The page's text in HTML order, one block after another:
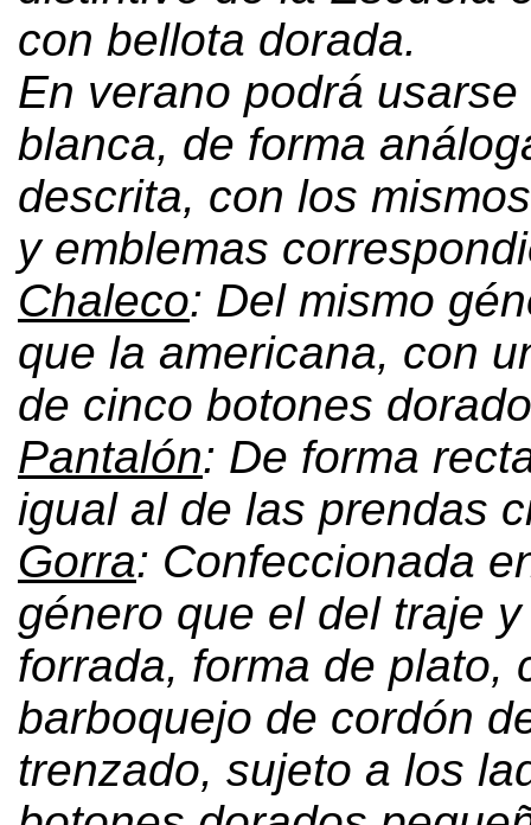
con bellota dorada.
En verano podrá
blanca, de forma
descrita, con los
y emblemas
Chaleco: Del mismo
que la americana, con
de cinco botones
Pantalón: De forma
igual al de las prendas
Gorra: Confeccionada
género que el del traje
forrada, forma de plato,
barboquejo de cordón
trenzado, sujeto a los